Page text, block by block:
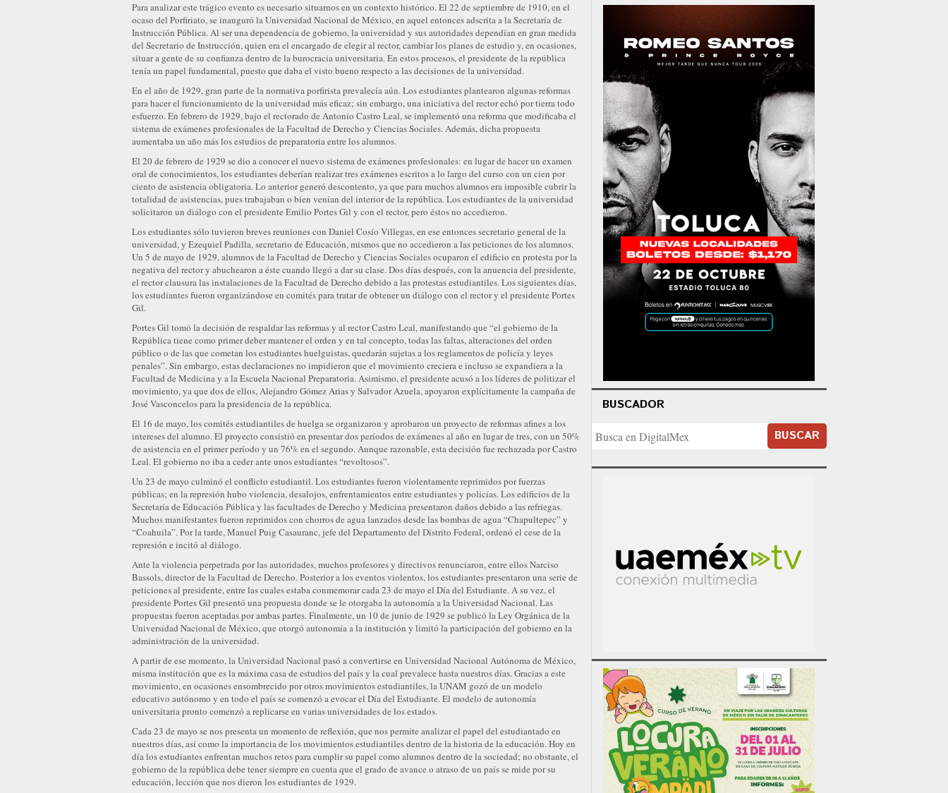
Para analizar este trágico evento es necesario situarnos en un contexto histórico. El 22 de septiembre de 1910, en el
ocaso del Porfiriato, se inauguró la Universidad Nacional de México, en aquel entonces adscrita a la Secretaría de
Instrucción Pública. Al ser una dependencia de gobierno, la universidad y sus autoridades dependían en gran medida
del Secretario de Instrucción, quien era el encargado de elegir al rector, cambiar los planes de estudio y, en ocasiones,
situar a gente de su confianza dentro de la burocracia universitaria. En estos procesos, el presidente de la república
tenía un papel fundamental, puesto que daba el visto bueno respecto a las decisiones de la universidad.
En el año de 1929, gran parte de la normativa porfirista prevalecía aún. Los estudiantes plantearon algunas reformas
para hacer el funcionamiento de la universidad más eficaz; sin embargo, una iniciativa del rector echó por tierra todo
esfuerzo. En febrero de 1929, bajo el rectorado de Antonio Castro Leal, se implementó una reforma que modificaba el
sistema de exámenes profesionales de la Facultad de Derecho y Ciencias Sociales. Además, dicha propuesta
aumentaba un año más los estudios de preparatoria entre los alumnos.
El 20 de febrero de 1929 se dio a conocer el nuevo sistema de exámenes profesionales: en lugar de hacer un examen
oral de conocimientos, los estudiantes deberían realizar tres exámenes escritos a lo largo del curso con un cien por
ciento de asistencia obligatoria. Lo anterior generó descontento, ya que para muchos alumnos era imposible cubrir la
totalidad de asistencias, pues trabajaban o bien venían del interior de la república. Los estudiantes de la universidad
solicitaron un diálogo con el presidente Emilio Portes Gil y con el rector, pero éstos no accedieron.
Los estudiantes sólo tuvieron breves reuniones con Daniel Cosío Villegas, en ese entonces secretario general de la
universidad, y Ezequiel Padilla, secretario de Educación, mismos que no accedieron a las peticiones de los alumnos.
Un 5 de mayo de 1929, alumnos de la Facultad de Derecho y Ciencias Sociales ocuparon el edificio en protesta por la
negativa del rector y abuchearon a éste cuando llegó a dar su clase. Dos días después, con la anuencia del presidente,
el rector clausura las instalaciones de la Facultad de Derecho debido a las protestas estudiantiles. Los siguientes días,
los estudiantes fueron organizándose en comités para tratar de obtener un diálogo con el rector y el presidente Portes
Gil.
Portes Gil tomó la decisión de respaldar las reformas y al rector Castro Leal, manifestando que “el gobierno de la
República tiene como primer deber mantener el orden y en tal concepto, todas las faltas, alteraciones del orden
público o de las que cometan los estudiantes huelguistas, quedarán sujetas a los reglamentos de policía y leyes
penales”. Sin embargo, estas declaraciones no impidieron que el movimiento creciera e incluso se expandiera a la
Facultad de Medicina y a la Escuela Nacional Preparatoria. Asimismo, el presidente acusó a los líderes de politizar el
movimiento, ya que dos de ellos, Alejandro Gómez Arias y Salvador Azuela, apoyaron explícitamente la campaña de
José Vasconcelos para la presidencia de la república.
El 16 de mayo, los comités estudiantiles de huelga se organizaron y aprobaron un proyecto de reformas afines a los
intereses del alumno. El proyecto consistió en presentar dos períodos de exámenes al año en lugar de tres, con un 50%
de asistencia en el primer período y un 76% en el segundo. Aunque razonable, esta decisión fue rechazada por Castro
Leal. El gobierno no iba a ceder ante unos estudiantes “revoltosos”.
Un 23 de mayo culminó el conflicto estudiantil. Los estudiantes fueron violentamente reprimidos por fuerzas
públicas; en la represión hubo violencia, desalojos, enfrentamientos entre estudiantes y policías. Los edificios de la
Secretaría de Educación Pública y las facultades de Derecho y Medicina presentaron daños debido a las refriegas.
Muchos manifestantes fueron reprimidos con chorros de agua lanzados desde las bombas de agua “Chapultepec” y
“Coahuila”. Por la tarde, Manuel Puig Casauranc, jefe del Departamento del Distrito Federal, ordenó el cese de la
represión e incitó al diálogo.
Ante la violencia perpetrada por las autoridades, muchos profesores y directivos renunciaron, entre ellos Narciso
Bassols, director de la Facultad de Derecho. Posterior a los eventos violentos, los estudiantes presentaron una serie de
peticiones al presidente, entre las cuales estaba conmemorar cada 23 de mayo el Día del Estudiante. A su vez, el
presidente Portes Gil presentó una propuesta donde se le otorgaba la autonomía a la Universidad Nacional. Las
propuestas fueron aceptadas por ambas partes. Finalmente, un 10 de junio de 1929 se publicó la Ley Orgánica de la
Universidad Nacional de México, que otorgó autonomía a la institución y limitó la participación del gobierno en la
administración de la universidad.
A partir de ese momento, la Universidad Nacional pasó a convertirse en Universidad Nacional Autónoma de México,
misma institución que es la máxima casa de estudios del país y la cual prevalece hasta nuestros días. Gracias a este
movimiento, en ocasiones ensombrecido por otros movimientos estudiantiles, la UNAM gozó de un modelo
educativo autónomo y en todo el país se comenzó a evocar el Día del Estudiante. El modelo de autonomía
universitaria pronto comenzó a replicarse en varias universidades de los estados.
Cada 23 de mayo se nos presenta un momento de reflexión, que nos permite analizar el papel del estudiantado en
nuestros días, así como la importancia de los movimientos estudiantiles dentro de la historia de la educación. Hoy en
día los estudiantes enfrentan muchos retos para cumplir su papel como alumnos dentro de la sociedad; no obstante, el
gobierno de la república debe tener siempre en cuenta que el grado de avance o atraso de un país se mide por su
educación, lección que nos dieron los estudiantes de 1929.
BUSCADOR
BUSCAR